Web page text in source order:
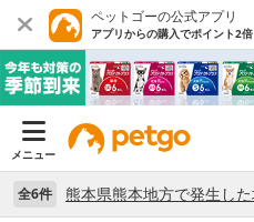
ペットゴーの公式アプリ
アプリからの購入でポイント2倍
メニュー
全6件